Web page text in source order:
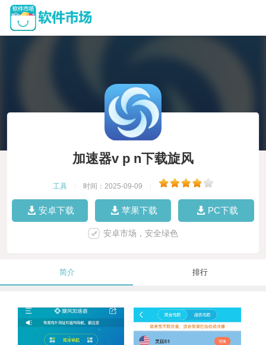
加速器v p n下载旋风
工具 时间：2025-09-09
安卓下载 苹果下载 PC下载
安卓市场，安全绿色
简介 排行